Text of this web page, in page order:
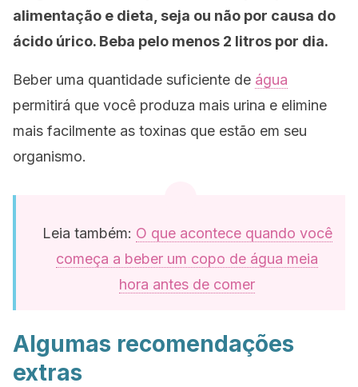
alimentação e dieta, seja ou não por causa do
ácido úrico. Beba pelo menos 2 litros por dia.
Beber uma quantidade suficiente de água
permitirá que você produza mais urina e elimine
mais facilmente as toxinas que estão em seu
organismo.
Leia também: O que acontece quando você
começa a beber um copo de água meia
hora antes de comer
Algumas recomendações
extras